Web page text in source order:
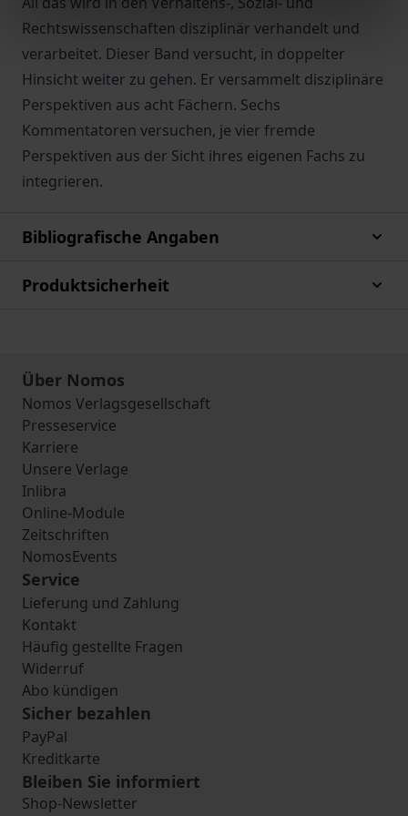
Rechtswissenschaften disziplinär verhandelt und
verarbeitet. Dieser Band versucht, in doppelter
Hinsicht weiter zu gehen. Er versammelt disziplinäre
Perspektiven aus acht Fächern. Sechs
Kommentatoren versuchen, je vier fremde
Perspektiven aus der Sicht ihres eigenen Fachs zu
integrieren.
Bibliografische Angaben
Produktsicherheit
Über Nomos
Nomos Verlagsgesellschaft
Presseservice
Karriere
Unsere Verlage
Inlibra
Online-Module
Zeitschriften
NomosEvents
Service
Lieferung und Zahlung
Kontakt
Häufig gestellte Fragen
Widerruf
Abo kündigen
Sicher bezahlen
PayPal
Kreditkarte
Bleiben Sie informiert
Shop-Newsletter